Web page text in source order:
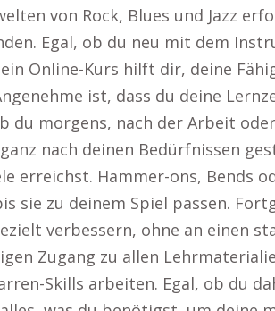
von Rock, Blues und Jazz
Egal, ob du neu mit dem
Online-Kurs hilft dir, deine
ist, dass du deine
du morgens, nach der Arbeit
nach deinen Bedürfnissen
erreichst. Hammer-ons, Bends
sie zu deinem Spiel passen.
verbessern, ohne an einen
Zugang zu allen
Skills arbeiten. Egal, ob du